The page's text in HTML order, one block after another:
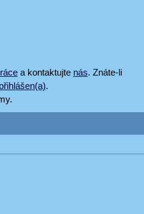
a kontaktujte nás. Znáte-li
přihlášen(a).